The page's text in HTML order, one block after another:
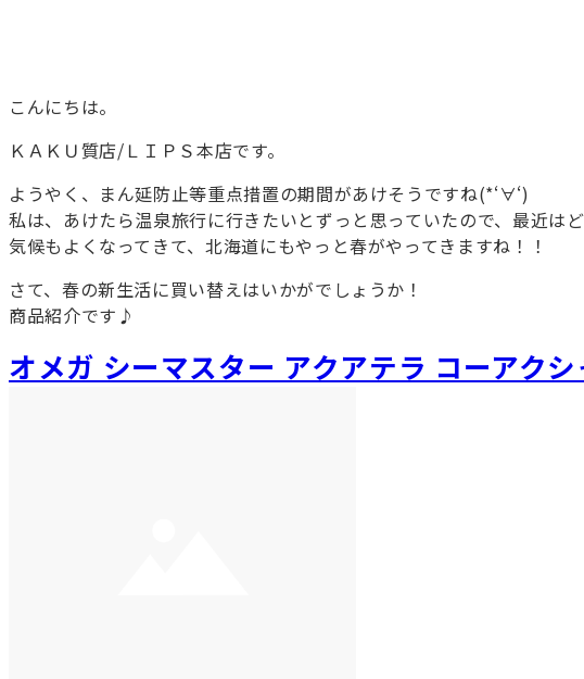
こんにちは。
ＫＡＫＵ質店/ＬＩＰＳ本店です。
ようやく、まん延防止等重点措置の期間があけそうですね(*‘∀‘)
私は、あけたら温泉旅行に行きたいとずっと思っていたので、最近は
気候もよくなってきて、北海道にもやっと春がやってきますね！！
さて、春の新生活に買い替えはいかがでしょうか！
商品紹介です♪
オメガ シーマスター アクアテラ コーアク